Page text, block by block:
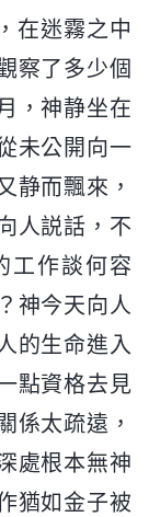
在迷霧之中
察了多少個
，神静坐在
未公開向一
静而飄來，
人説話，不
工作談何容
神今天向人
的生命進入
點資格去見
係太疏遠，
處根本無神
猶如金子被